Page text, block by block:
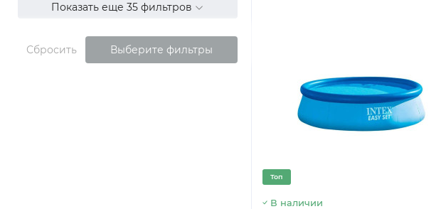
Показать еще 35 фильтров
Сбросить Выберите фильтры
Топ
В наличии